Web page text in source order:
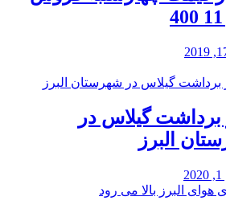
برداشت گیلاس در
البرز